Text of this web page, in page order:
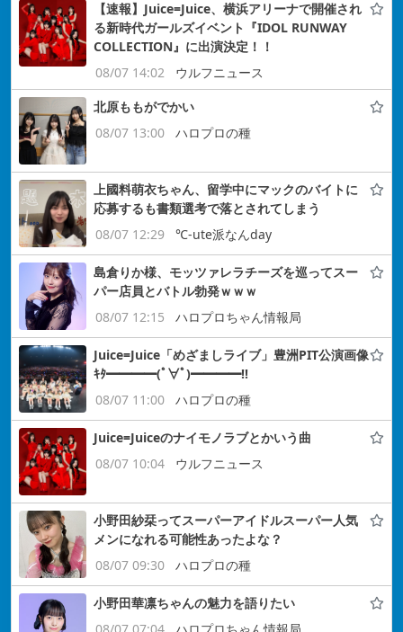
【速報】Juice=Juice、横浜アリーナで開催され
る新時代ガールズイベント『IDOL RUNWAY
COLLECTION』に出演決定！！
08/07 14:02
ウルフニュース
北原ももがでかい
08/07 13:00
ハロプロの種
上國料萌衣ちゃん、留学中にマックのバイトに
応募するも書類選考で落とされてしまう
08/07 12:29
℃-ute派なんday
島倉りか様、モッツァレラチーズを巡ってスー
パー店員とバトル勃発ｗｗｗ
08/07 12:15
ハロプロちゃん情報局
Juice=Juice「めざましライブ」豊洲PIT公演画像
ｷﾀ━━━━(ﾟ∀ﾟ)━━━━!!
08/07 11:00
ハロプロの種
Juice=Juiceのナイモノラブとかいう曲
08/07 10:04
ウルフニュース
小野田紗栞ってスーパーアイドルスーパー人気
メンになれる可能性あったよな？
08/07 09:30
ハロプロの種
小野田華凛ちゃんの魅力を語りたい